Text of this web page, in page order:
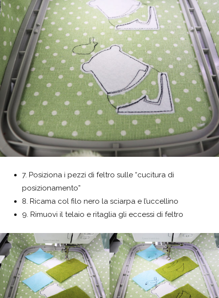
7. Posiziona i pezzi di feltro sulle “cucitura di
posizionamento”
8. Ricama col filo nero la sciarpa e l’uccellino
9. Rimuovi il telaio e ritaglia gli eccessi di feltro